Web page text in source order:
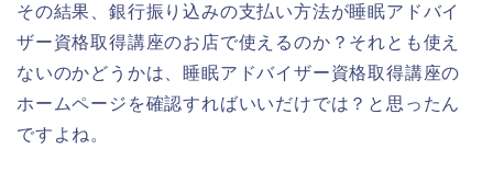
その結果、銀行振り込みの支払い方法が睡眠アドバイ
ザー資格取得講座のお店で使えるのか？それとも使え
ないのかどうかは、睡眠アドバイザー資格取得講座の
ホームページを確認すればいいだけでは？と思ったん
ですよね。